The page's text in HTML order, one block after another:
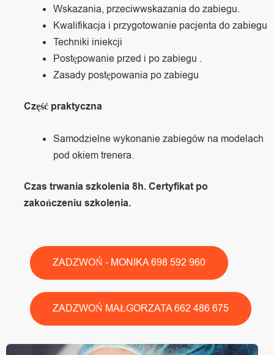
Wskazania, przeciwwskazania do zabiegu.
Kwalifikacja i przygotowanie pacjenta do zabiegu
Techniki iniekcji
Postępowanie przed i po zabiegu .
Zasady postępowania po zabiegu
Część praktyczna
Samodzielne wykonanie zabiegów na modelach
pod okiem trenera.
Czas trwania szkolenia 8h. Certyfikat po
zakończeniu szkolenia.
ZADZWOŃ - MONIKA 698 592 960
ZADZWOŃ MAŁGORZATA 662 486 675